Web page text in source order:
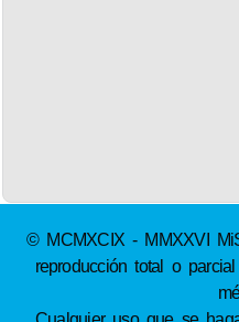
© MCMXCIX - MMXXVI
reproducción total o